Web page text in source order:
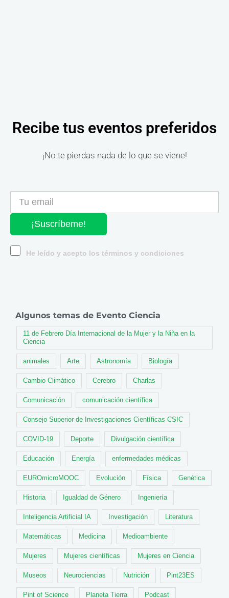
Recibe tus eventos preferidos
¡No te pierdas nada de lo que se viene!
¡Suscríbeme!
He leído y acepto los términos y condiciones
Algunos temas de Evento Ciencia
11 de Febrero Día Internacional de la Mujer y la Niña en la
Ciencia
animales Arte Astronomía Biología
Cambio Climático Cerebro Charlas
Comunicación comunicación científica
Consejo Superior de Investigaciones Científicas CSIC
COVID-19 Deporte Divulgación científica
Educación Energía enfermedades médicas
EUROmicroMOOC Evolución Física Genética
Historia Igualdad de Género Ingeniería
Inteligencia Artificial IA Investigación Literatura
Matemáticas Medicina Medioambiente
Mujeres Mujeres científicas Mujeres en Ciencia
Museos Neurociencias Nutrición Pint23ES
Pint of Science Planeta Tierra Podcast